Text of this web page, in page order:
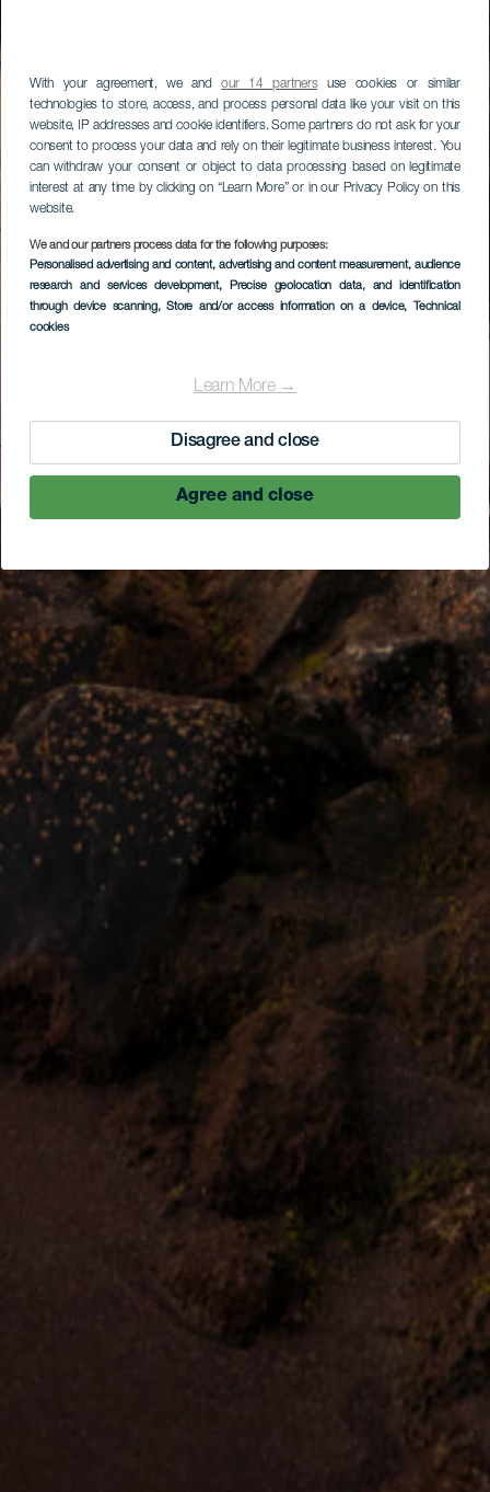
With your agreement, we andour 14 partnersuse cookies or similar
technologies to store, access, and process personal data like your visit on this
website, IP addresses and cookie identifiers. Some partners do not ask for your
consent to process your data and rely on their legitimate business interest. You
can withdraw your consent or object to data processing based on legitimate
interest at any time by clicking on “Learn More” or in our Privacy Policy on this
website.
We and our partners process data for the following purposes:
Personalised advertising and content, advertising and content measurement, audience
research and services development, Precise geolocation data, and identification
through device scanning, Store and/or access information on a device, Technical
cookies
Learn More →
Disagree and close
Agree and close